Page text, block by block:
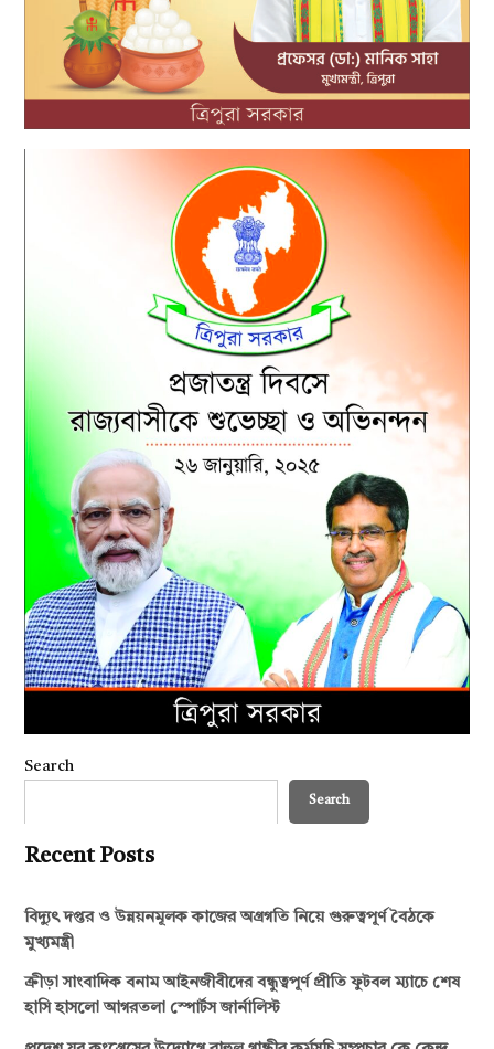
Search
Search
Recent Posts
বিদ্যুৎ দপ্তর ও উন্নয়নমূলক কাজের অগ্রগতি নিয়ে গুরুত্বপূর্ণ বৈঠকে
মুখ্যমন্ত্রী
ক্রীড়া সাংবাদিক বনাম আইনজীবীদের বন্ধুত্বপূর্ণ প্রীতি ফুটবল ম্যাচে শেষ
হাসি হাসলো আগরতলা স্পোর্টস জার্নালিস্ট